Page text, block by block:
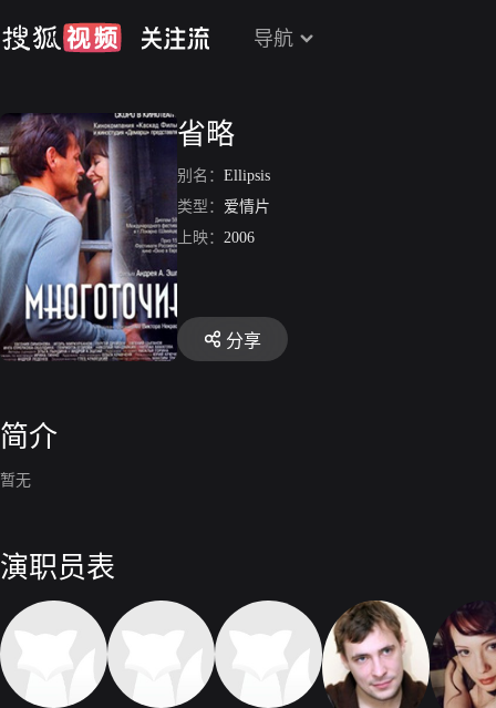
导航
省略
别名： Ellipsis
类型： 爱情片
上映： 2006
分享
简介
暂无
演职员表